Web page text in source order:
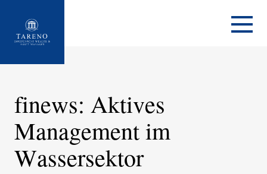
Startseite
finews: Aktives
Manage­ment im
Wasser­sektor